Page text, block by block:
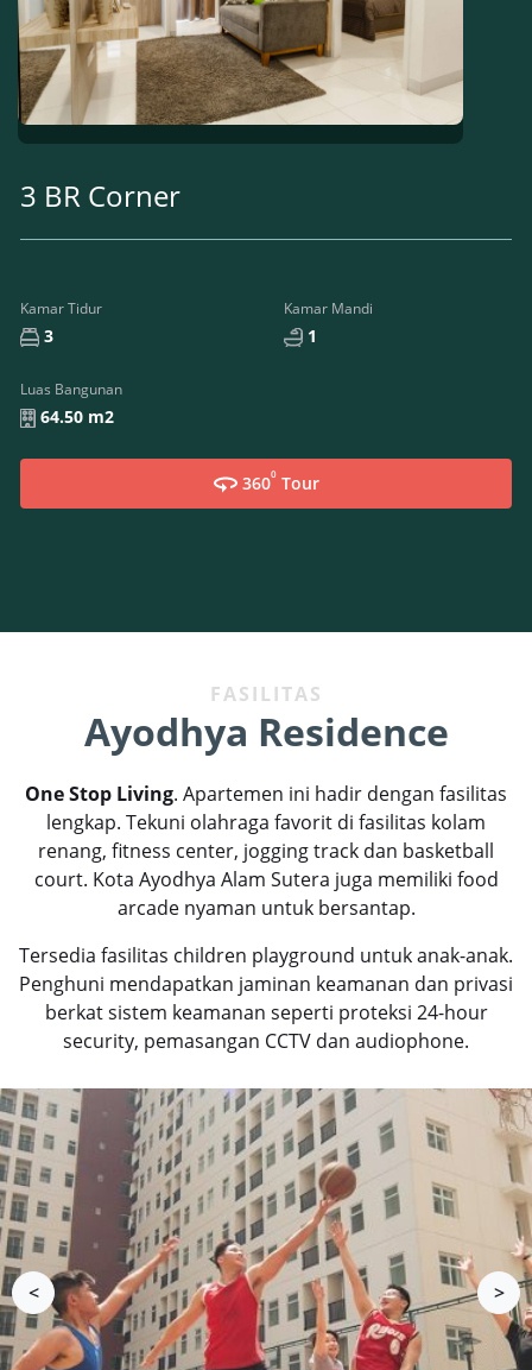
3 BR Corner
Kamar Tidur
3
Kamar Mandi
1
Luas Bangunan
64.50 m2
3600Tour
FASILITAS
Ayodhya Residence
One Stop Living. Apartemen ini hadir dengan fasilitas
lengkap. Tekuni olahraga favorit di fasilitas kolam
renang, fitness center, jogging track dan basketball
court. Kota Ayodhya Alam Sutera juga memiliki food
arcade nyaman untuk bersantap.
Tersedia fasilitas children playground untuk anak-anak.
Penghuni mendapatkan jaminan keamanan dan privasi
berkat sistem keamanan seperti proteksi 24-hour
security, pemasangan CCTV dan audiophone.
< >